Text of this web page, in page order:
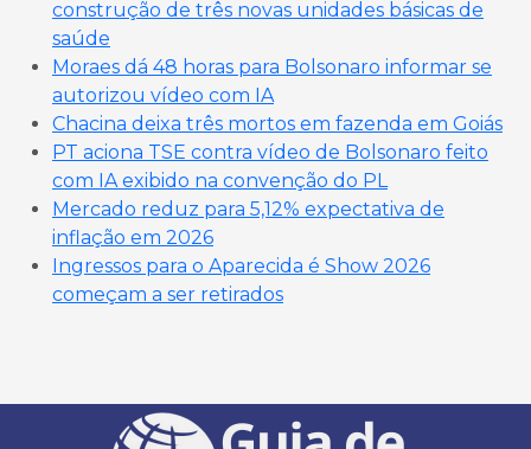
construção de três novas unidades básicas de
saúde
Moraes dá 48 horas para Bolsonaro informar se
autorizou vídeo com IA
Chacina deixa três mortos em fazenda em Goiás
PT aciona TSE contra vídeo de Bolsonaro feito
com IA exibido na convenção do PL
Mercado reduz para 5,12% expectativa de
inflação em 2026
Ingressos para o Aparecida é Show 2026
começam a ser retirados